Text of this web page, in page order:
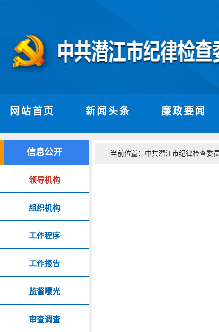
网站首页 新闻头条 廉政要闻
信息公开
领导机构
组织机构
工作程序
工作报告
监督曝光
审查调查
当前位置： 中共潜江市纪律检查委